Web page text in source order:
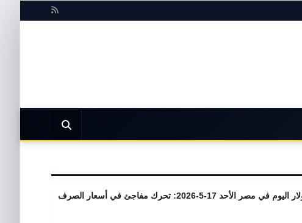
سعر الدولار اليوم في مصر الأحد 17-5-2026: تحرك مفاجئ في أسعار الصرف